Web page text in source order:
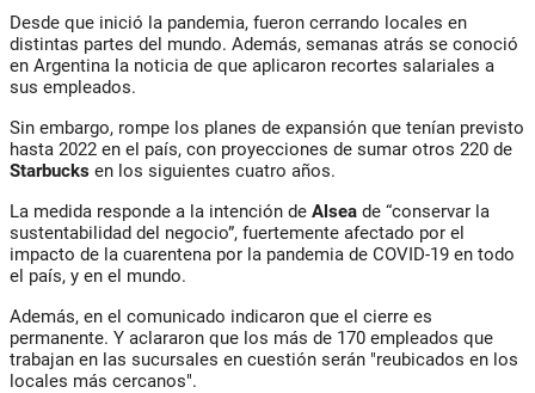
Desde que inició la pandemia, fueron cerrando locales en
distintas partes del mundo. Además, semanas atrás se conoció
en Argentina la noticia de que aplicaron recortes salariales a
sus empleados.
Sin embargo, rompe los planes de expansión que tenían previsto
hasta 2022 en el país, con proyecciones de sumar otros 220 de
Starbucks en los siguientes cuatro años.
La medida responde a la intención de Alsea de “conservar la
sustentabilidad del negocio”, fuertemente afectado por el
impacto de la cuarentena por la pandemia de COVID-19 en todo
el país, y en el mundo.
Además, en el comunicado indicaron que el cierre es
permanente. Y aclararon que los más de 170 empleados que
trabajan en las sucursales en cuestión serán "reubicados en los
locales más cercanos".